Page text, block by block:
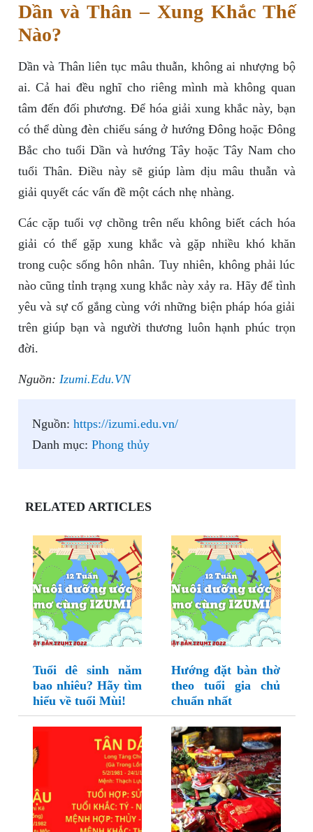
Dần và Thân – Xung Khắc Thế
Nào?
Dần và Thân liên tục mâu thuẫn, không ai nhượng bộ
ai. Cả hai đều nghĩ cho riêng mình mà không quan
tâm đến đối phương. Để hóa giải xung khắc này, bạn
có thể dùng đèn chiếu sáng ở hướng Đông hoặc Đông
Bắc cho tuổi Dần và hướng Tây hoặc Tây Nam cho
tuổi Thân. Điều này sẽ giúp làm dịu mâu thuẫn và
giải quyết các vấn đề một cách nhẹ nhàng.
Các cặp tuổi vợ chồng trên nếu không biết cách hóa
giải có thể gặp xung khắc và gặp nhiều khó khăn
trong cuộc sống hôn nhân. Tuy nhiên, không phải lúc
nào cũng tỉnh trạng xung khắc này xảy ra. Hãy để tình
yêu và sự cố gắng cùng với những biện pháp hóa giải
trên giúp bạn và người thương luôn hạnh phúc trọn
đời.
Nguồn: Izumi.Edu.VN
Nguồn: https://izumi.edu.vn/
Danh mục: Phong thủy
RELATED ARTICLES
Tuổi dê sinh năm
bao nhiêu? Hãy tìm
hiểu về tuổi Mùi!
Hướng đặt bàn thờ
theo tuổi gia chủ
chuẩn nhất